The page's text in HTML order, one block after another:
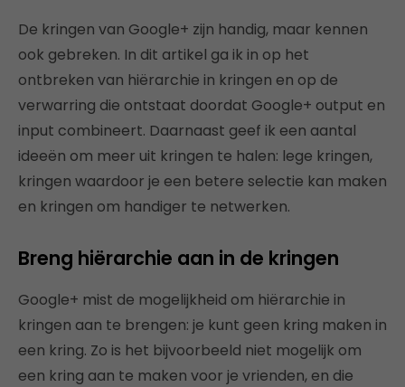
De kringen van Google+ zijn handig, maar kennen
ook gebreken. In dit artikel ga ik in op het
ontbreken van hiërarchie in kringen en op de
verwarring die ontstaat doordat Google+ output en
input combineert. Daarnaast geef ik een aantal
ideeën om meer uit kringen te halen: lege kringen,
kringen waardoor je een betere selectie kan maken
en kringen om handiger te netwerken.
Breng hiërarchie aan in de kringen
Google+ mist de mogelijkheid om hiërarchie in
kringen aan te brengen: je kunt geen kring maken in
een kring. Zo is het bijvoorbeeld niet mogelijk om
een kring aan te maken voor je vrienden, en die